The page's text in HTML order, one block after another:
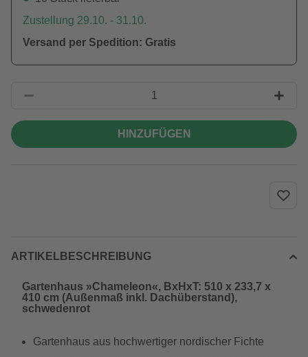
Zustellung 29.10. - 31.10.
Versand per Spedition: Gratis
HINZUFÜGEN
ARTIKELBESCHREIBUNG
Gartenhaus »Chameleon«, BxHxT: 510 x 233,7 x
410 cm (Außenmaß inkl. Dachüberstand),
schwedenrot
Gartenhaus aus hochwertiger nordischer Fichte